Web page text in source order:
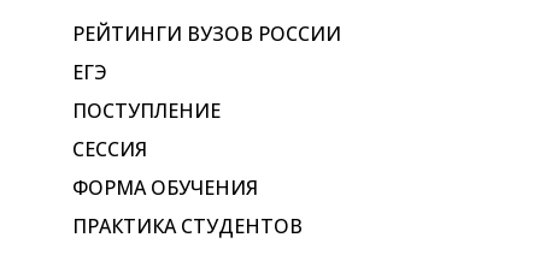
РЕЙТИНГИ ВУЗОВ РОССИИ
ЕГЭ
ПОСТУПЛЕНИЕ
СЕССИЯ
ФОРМА ОБУЧЕНИЯ
ПРАКТИКА СТУДЕНТОВ